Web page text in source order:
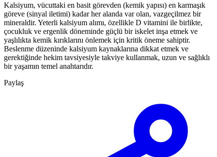
Kalsiyum, vücuttaki en basit görevden (kemik yapısı) en karmaşık
göreve (sinyal iletimi) kadar her alanda var olan, vazgeçilmez bir
mineraldir. Yeterli kalsiyum alımı, özellikle D vitamini ile birlikte,
çocukluk ve ergenlik döneminde güçlü bir iskelet inşa etmek ve
yaşlılıkta kemik kırıklarını önlemek için kritik öneme sahiptir.
Beslenme düzeninde kalsiyum kaynaklarına dikkat etmek ve
gerektiğinde hekim tavsiyesiyle takviye kullanmak, uzun ve sağlıklı
bir yaşamın temel anahtarıdır.
Paylaş